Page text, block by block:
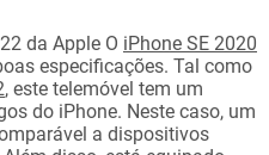
da Apple O iPhone SE 2020
especificações. Tal como
, este telemóvel tem um
do iPhone. Neste caso, um
a dispositivos